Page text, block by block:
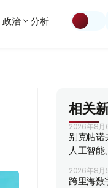
政治 分析
相关
2026年8月
别克帖诺
人工智能
2026年8月
跨里海数